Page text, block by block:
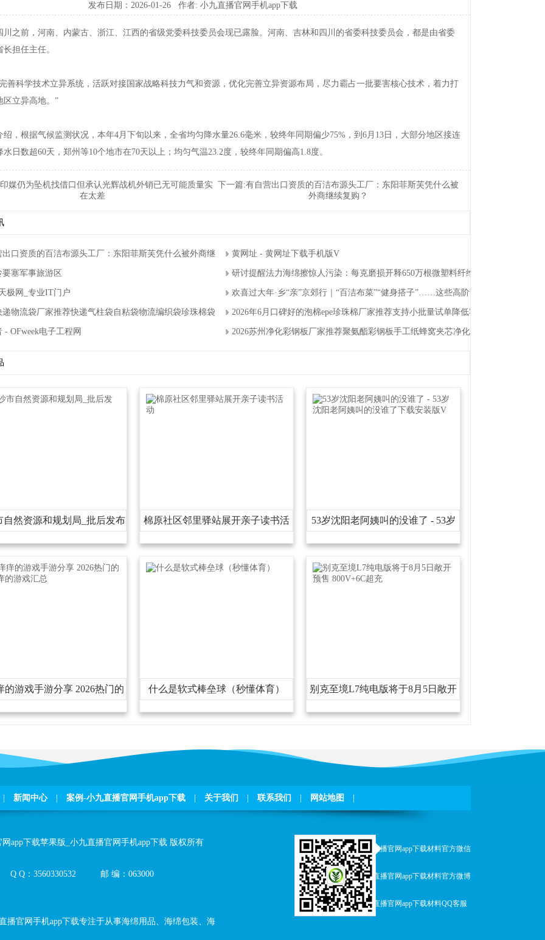
发布日期：2026-01-26作者: 小九直播官网手机app下载
前，河南、内蒙古、浙江、江西的省级党委科技委员会现已露脸。河南、吉林和四川的省委科技委员会，都是由省委
担任主任。
学技术立异系统，活跃对接国家战略科技力气和资源，优化完善立异资源布局，尽力霸占一批要害核心技术，着力打
区立异高地。”
根据气候监测状况，本年4月下旬以来，全省均匀降水量26.6毫米，较终年同期偏少75%，到6月13日，大部分地区接连
水日数超60天，郑州等10个地市在70天以上；均匀气温23.2度，较终年同期偏高1.8度。
印媒仍为坠机找借口但承认光辉战机外销已无可能质量实
在太差
下一篇:有自营出口资质的百洁布源头工厂：东阳菲斯芙凭什么被
外商继续复购？
出口资质的百洁布源头工厂：东阳菲斯芙凭什么被外商继续复购？黄网址-黄网址下载手机版V
要塞军事旅游区 研讨提醒法力海绵擦惊人污染：每克磨损开释650万根微塑料纤维
极网_专业IT门户 欢喜过大年·乡“亲”京郊行｜“百洁布菜”“健身搭子”……这些高阶刮油菜你吃过吗？
递物流袋厂家推荐快递气柱袋自粘袋物流编织袋珍珠棉袋厂家优选指南！2026年6月口碑好的泡棉epe珍珠棉厂家推荐支持小批量试单降低客户采购风险
-OFweek电子工程网 2026苏州净化彩钢板厂家推荐聚氨酯彩钢板手工纸蜂窝夹芯净化板阻燃硅岩夹芯厂
自然资源和规划局_批后发布
棉原社区邻里驿站展开亲子读书活
53岁沈阳老阿姨叫的没谁了-53岁
V
的游戏手游分享2026热门的
什么是软式棒垒球（秒懂体育）
别克至境L7纯电版将于8月5日敞开
新闻中心 案例-小九直播官网手机app下载 关于我们 联系我们 网站地图
app下载苹果版_小九直播官网手机app下载 版权所有
QQ： 3560330532 邮编： 063000
播官网手机app下载专注于从事海绵用品、海绵包装、海
小九直播官网app下载材料官方微信
小九直播官网app下载材料官方微博
小九直播官网app下载材料QQ客服